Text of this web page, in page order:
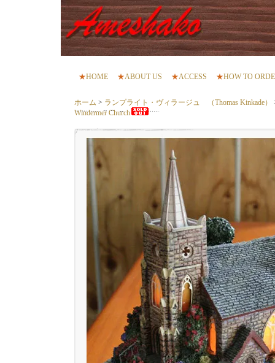
★HOME ★ABOUT US ★ACCESS ★HOW TO
ホーム > ランプライト・ヴィラージュ （Thomas Kinkade）
Windermer Church